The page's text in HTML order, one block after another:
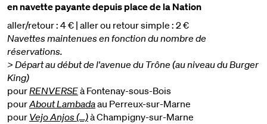
en navette payante depuis place de la Nation
aller/retour : 4 € | aller ou retour simple : 2 €
Navettes maintenues en fonction du nombre de
réservations.
> Départ au début de l'avenue du Trône (au niveau du Burger
King)
pourRENVERSEà Fontenay-sous-Bois
pourAbout Lambadaau Perreux-sur-Marne
pour Vejo Anjos (…)à Champigny-sur-Marne